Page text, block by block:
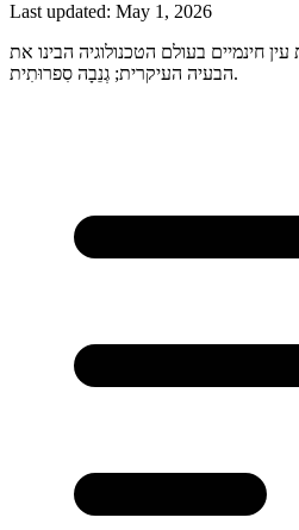
Last updated: May 1, 2026
חינמיים בעולם הטכנולוגיה הבינו את
הבעיה העיקרית; גְנֵבָה סִפרוּתִית.